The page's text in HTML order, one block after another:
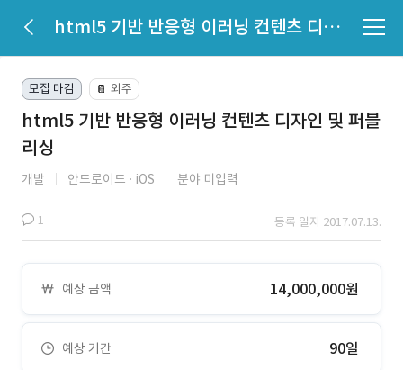
html5 기반 반응형 이러닝 컨텐츠 디자인 및 퍼블리싱
모집 마감 📔 외주
html5 기반 반응형 이러닝 컨텐츠 디자인 및 퍼블
리싱
개발 안드로이드 iOS 분야 미입력
1 등록 일자 2017.07.13.
예상 금액 14,000,000원
예상 기간 90일